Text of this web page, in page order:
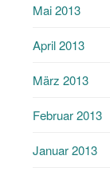
Mai 2013
April 2013
März 2013
Februar 2013
Januar 2013